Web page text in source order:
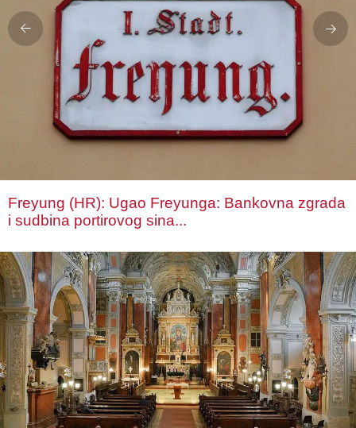
Freyung (HR): Ugao Freyunga: Bankovna zgrada
i sudbina portirovog sina...